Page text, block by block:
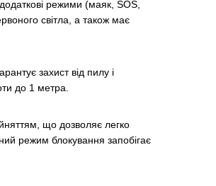
режими (маяк, SOS,
світла, а також має
захист від пилу і
до 1 метра.
що дозволяє легко
режим блокування запобігає